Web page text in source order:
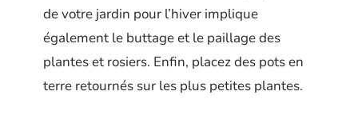
de votre jardin pour l’hiver implique
également le buttage et le paillage des
plantes et rosiers. Enfin, placez des pots en
terre retournés sur les plus petites plantes.